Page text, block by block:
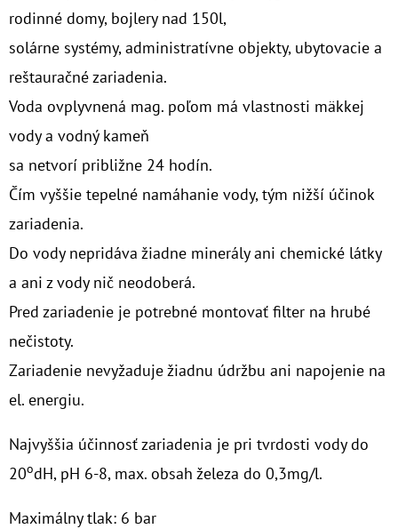
rodinné domy, bojlery nad 150l,
solárne systémy, administratívne objekty, ubytovacie a
reštauračné zariadenia.
Voda ovplyvnená mag. poľom má vlastnosti mäkkej
vody a vodný kameň
sa netvorí približne 24 hodín.
Čím vyššie tepelné namáhanie vody, tým nižší účinok
zariadenia.
Do vody nepridáva žiadne minerály ani chemické látky
a ani z vody nič neodoberá.
Pred zariadenie je potrebné montovať filter na hrubé
nečistoty.
Zariadenie nevyžaduje žiadnu údržbu ani napojenie na
el. energiu.
Najvyššia účinnosť zariadenia je pri tvrdosti vody do
20odH, pH 6-8, max. obsah železa do 0,3mg/l.
Maximálny tlak: 6 bar